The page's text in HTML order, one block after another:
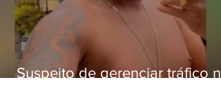
Suspeito de gerenciar tráfico na